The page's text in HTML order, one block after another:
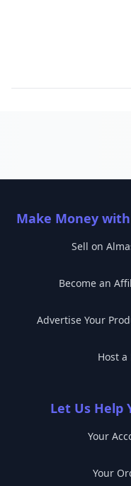
Make Money
Sell on
Become an
Advertise Your
Host a
Let Us Help
Your
Your